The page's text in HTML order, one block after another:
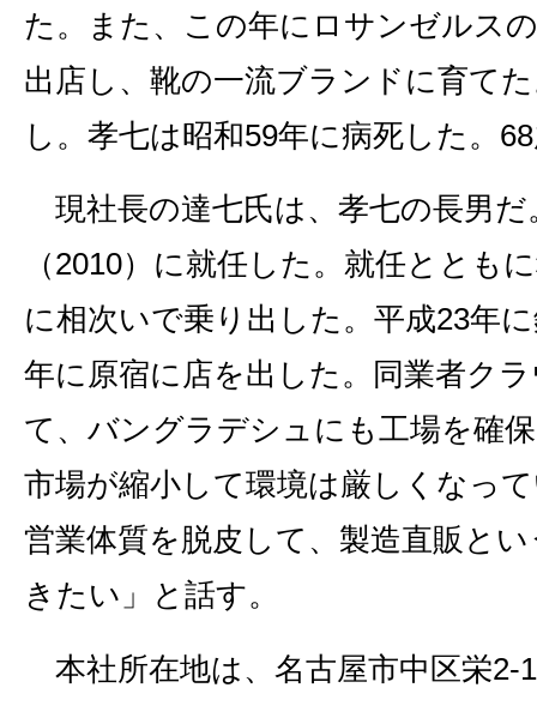
た。また、この年にロサンゼルス
出店し、靴の一流ブランドに育て
し。孝七は昭和59年に病死した。
現社長の達七氏は、孝七の長男だ
（2010）に就任した。就任ととも
に相次いで乗り出した。平成23年
年に原宿に店を出した。同業者ク
て、バングラデシュにも工場を確
市場が縮小して環境は厳しくなっ
営業体質を脱皮して、製造直販と
きたい」と話す。
本社所在地は、名古屋市中区栄